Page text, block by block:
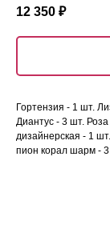
12 350 ₽
Гортензия - 1 шт.
Диантус - 3 шт.
дизайнерская - 1
пион корал шарм -